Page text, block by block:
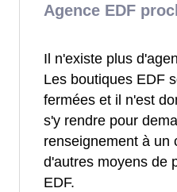
Agence EDF
Il n'existe plus
Les boutiques EDF
fermées et il n'est
s'y rendre pour
renseignement à un
d'autres moyens de
EDF.